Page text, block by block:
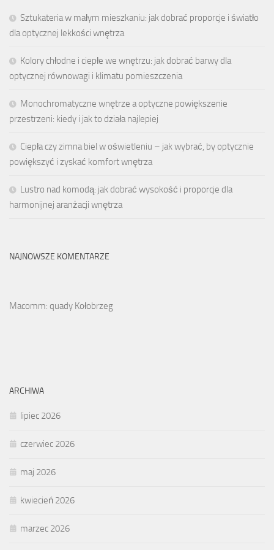
Sztukateria w małym mieszkaniu: jak dobrać proporcje i światło
dla optycznej lekkości wnętrza
Kolory chłodne i ciepłe we wnętrzu: jak dobrać barwy dla
optycznej równowagi i klimatu pomieszczenia
Monochromatyczne wnętrze a optyczne powiększenie
przestrzeni: kiedy i jak to działa najlepiej
Ciepła czy zimna biel w oświetleniu – jak wybrać, by optycznie
powiększyć i zyskać komfort wnętrza
Lustro nad komodą: jak dobrać wysokość i proporcje dla
harmonijnej aranżacji wnętrza
NAJNOWSZE KOMENTARZE
Macomm: quady Kołobrzeg
ARCHIWA
lipiec 2026
czerwiec 2026
maj 2026
kwiecień 2026
marzec 2026